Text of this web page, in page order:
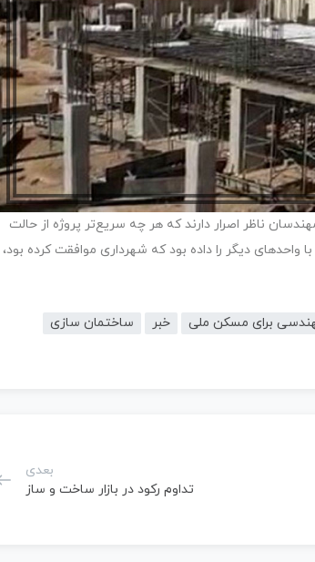
ناظر اصرار دارند که هر چه سریع‌تر پروژه از حالت
دیگر را داده بود که شهرداری موافقت کرده بود،
خبر
ساختمان سازی
بعدی
تداوم رکود در بازار ساخت و ساز